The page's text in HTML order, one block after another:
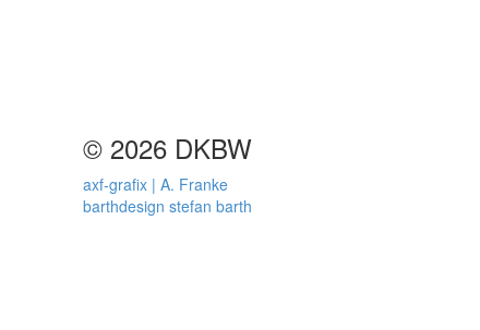
© 2026 DKBW
axf-grafix | A. Franke
barthdesign stefan barth